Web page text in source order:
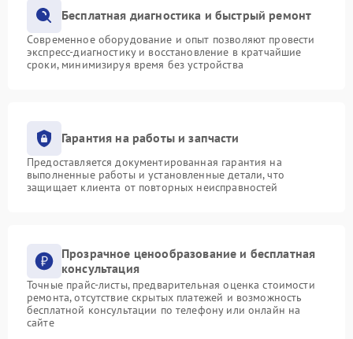
Бесплатная диагностика и быстрый ремонт
Современное оборудование и опыт позволяют провести
экспресс-диагностику и восстановление в кратчайшие
сроки, минимизируя время без устройства
Гарантия на работы и запчасти
Предоставляется документированная гарантия на
выполненные работы и установленные детали, что
защищает клиента от повторных неисправностей
Прозрачное ценообразование и бесплатная
консультация
Точные прайс-листы, предварительная оценка стоимости
ремонта, отсутствие скрытых платежей и возможность
бесплатной консультации по телефону или онлайн на
сайте